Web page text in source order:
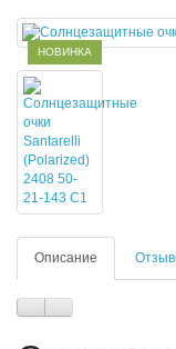
НОВИНКА
Описание